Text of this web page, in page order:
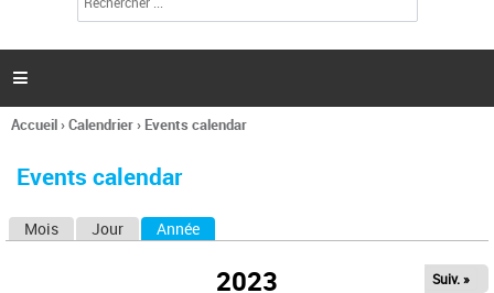
l
c
h
e

Vous
ici
Accueil›Calendrier› Events calendar
Events calendar
Mois Jour Année
2023 Suiv. »